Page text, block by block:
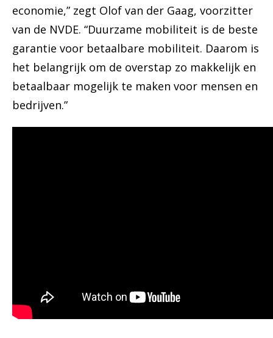
economie,” zegt Olof van der Gaag, voorzitter
van de NVDE. “Duurzame mobiliteit is de beste
garantie voor betaalbare mobiliteit. Daarom is
het belangrijk om de overstap zo makkelijk en
betaalbaar mogelijk te maken voor mensen en
bedrijven.”